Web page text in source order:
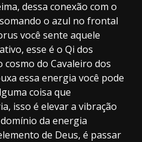
dessa conexão com o
o azul no frontal
você sente aquele
esse é o Qi dos
cosmo do Cavaleiro dos
essa energia você pode
coisa que
isso é elevar a vibração
da energia
de Deus, é passar